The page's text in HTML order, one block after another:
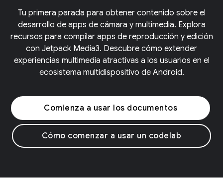
Tu primera parada para obtener contenido sobre el
desarrollo de apps de cámara y multimedia. Explora
recursos para compilar apps de reproducción y edición
con Jetpack Media3. Descubre cómo extender
experiencias multimedia atractivas a los usuarios en el
ecosistema multidispositivo de Android.
Comienza a usar los documentos
Cómo comenzar a usar un codelab